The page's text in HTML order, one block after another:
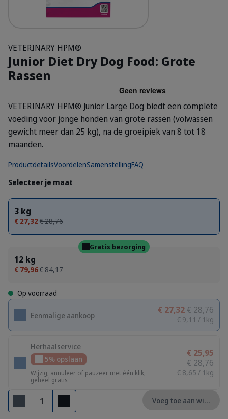
VETERINARY HPM®
Junior Diet Dry Dog Food: Grote
Rassen
VETERINARY HPM® Junior Large Dog biedt een complete
voeding voor jonge honden van grote rassen (volwassen
gewicht meer dan 25 kg), na de groeipiek van 8 tot 18
maanden.
ProductdetailsVoordelenSamenstellingFAQ
Selecteer je maat
3 kg
€ 27,32€ 28,76
Gratis bezorging
12 kg
€ 79,96€ 84,17
Op voorraad
Eenmalige aankoop € 27,32€ 28,76
€ 9,11 / 1kg
Herhaalservice
5% opslaan
Wijzig, annuleer of pauzeer met één klik,
geheel gratis.
€ 25,95
€ 28,76
€ 8,65 / 1kg
Verwijderen
Toevoegen
Voeg toe aan